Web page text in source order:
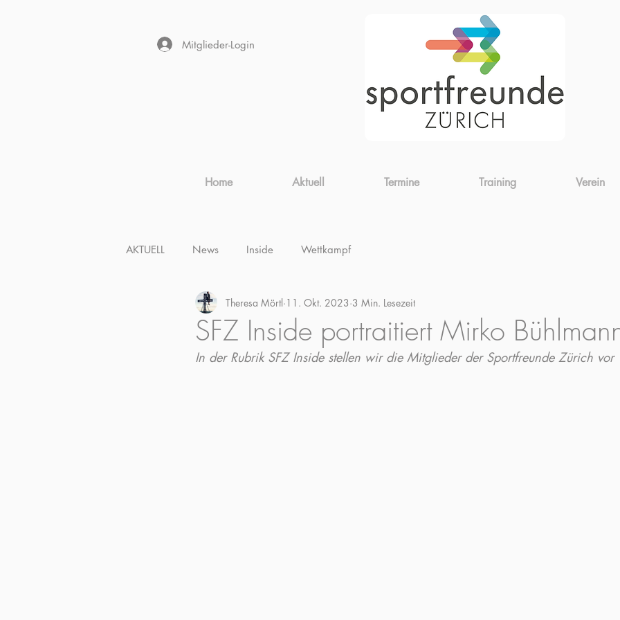
Mitglieder-Login
Home Aktuell Termine Training Verein
AKTUELL News Inside Wettkampf
SFZ Inside portraitiert Mirko
Theresa Mörtl 11. Okt. 2023 3 Min. Lesezeit
In der Rubrik SFZ Inside stellen wir die Mitglieder der Sportfreunde Zürich vor